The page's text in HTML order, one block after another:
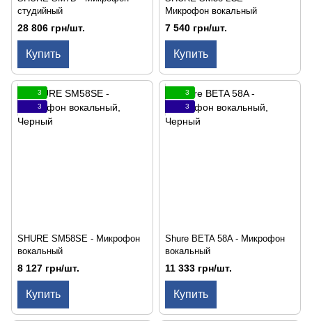
студийный
28 806 грн/шт.
Купить
Микрофон вокальный
7 540 грн/шт.
Купить
3
3
SHURE SM58SE - Микрофон
вокальный
8 127 грн/шт.
Купить
3
3
Shure BETA 58A - Микрофон
вокальный
11 333 грн/шт.
Купить